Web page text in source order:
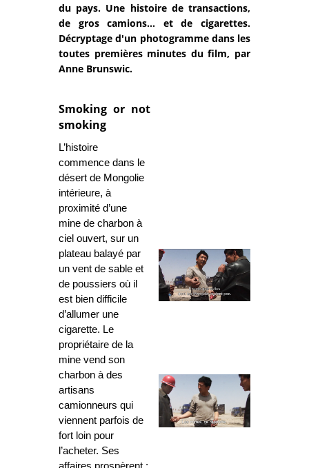
du pays. Une histoire de transactions,
de gros camions… et de cigarettes.
Décryptage d'un photogramme dans les
toutes premières minutes du film, par
Anne Brunswic.
Smoking or not
smoking
L’histoire
commence dans le
désert de Mongolie
intérieure, à
proximité d’une
mine de charbon à
ciel ouvert, sur un
plateau balayé par
un vent de sable et
de poussiers où il
est bien difficile
d’allumer une
cigarette. Le
propriétaire de la
mine vend son
charbon à des
artisans
camionneurs qui
viennent parfois de
fort loin pour
l’acheter. Ses
affaires prospèrent :